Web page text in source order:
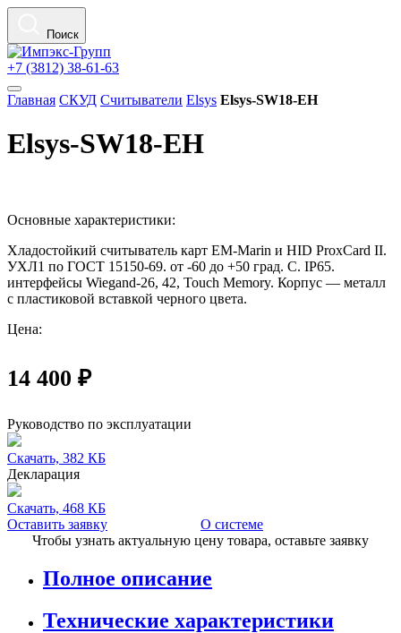
Поиск
+7 (3812) 38-61-63
Главная СКУД Считыватели Elsys Elsys-SW18-EH
Elsys-SW18-EH
Основные характеристики:
Хладостойкий считыватель карт EM-Marin и HID ProxCard II.
УХЛ1 по ГОСТ 15150-69. от -60 до +50 град. С. IP65.
интерфейсы Wiegand-26, 42, Touch Memory. Корпус — металл
с пластиковой вставкой черного цвета.
Цена:
14 400 ₽
Руководство по эксплуатации
Скачать, 382 КБ
Декларация
Скачать, 468 КБ
Оставить заявку
О системе
Чтобы узнать актуальную цену товара, оставьте заявку
Полное описание
Технические характеристики